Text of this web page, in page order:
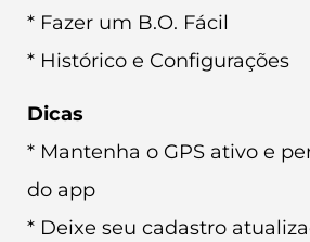
* Fazer um B.O. Fácil
* Histórico e Configurações
Dicas
* Mantenha o GPS ativo e
do app
* Deixe seu cadastro